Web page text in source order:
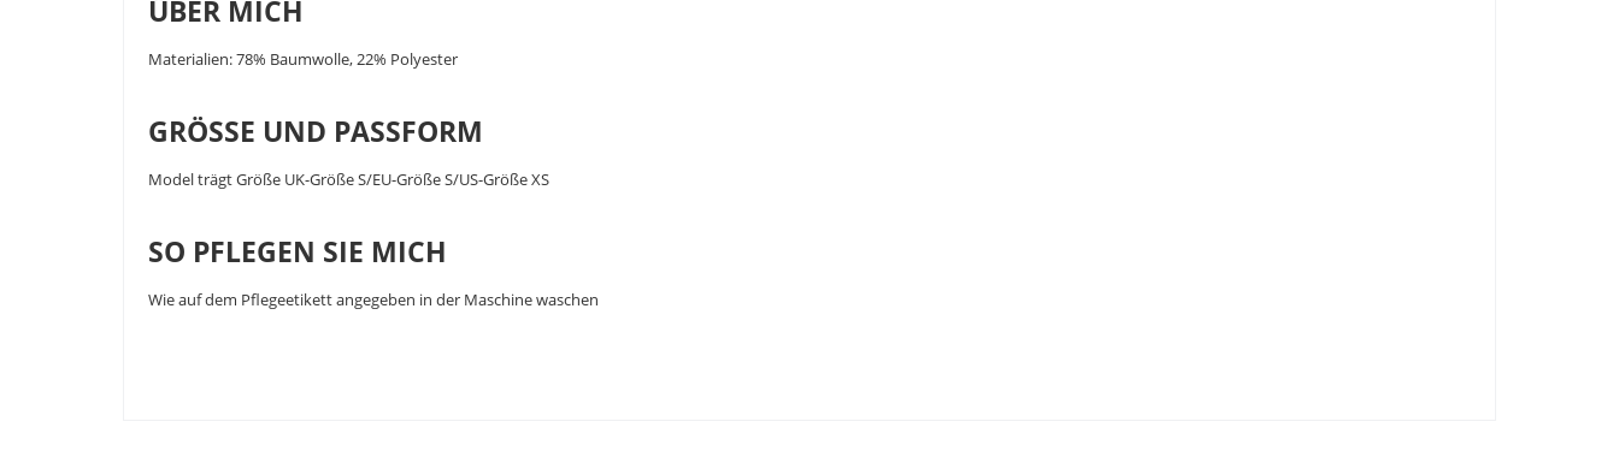
ÜBER MICH
Materialien: 78% Baumwolle, 22% Polyester
GRÖSSE UND PASSFORM
Model trägt Größe UK-Größe S/EU-Größe S/US-Größe XS
SO PFLEGEN SIE MICH
Wie auf dem Pflegeetikett angegeben in der Maschine waschen